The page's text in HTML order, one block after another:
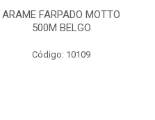
ARAME FARPADO MOTTO
500M BELGO
Código: 10109